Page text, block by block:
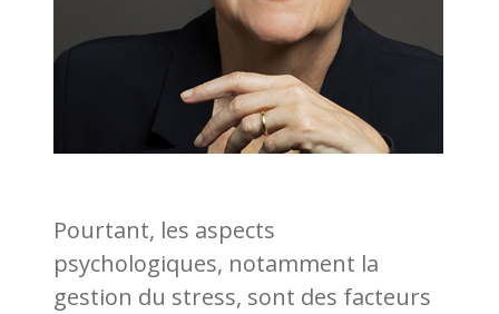
Pourtant, les aspects
psychologiques, notamment la
gestion du stress, sont des facteurs